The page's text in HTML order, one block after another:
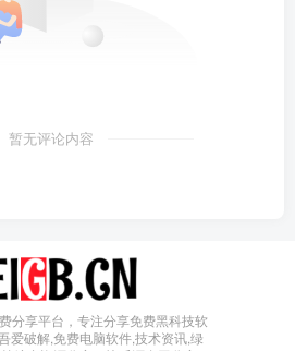
暂无评论内容
分享平台，专注分享免费黑科技软
爱破解,免费电脑软件,技术资讯,绿